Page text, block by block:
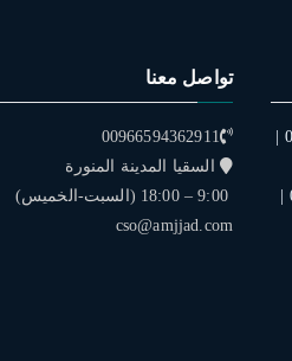
تواصل معنا
00966594362911
السقيا المدينة المنورة
9:00 – 18:00 (السبت-الخميس)
cso@amjjad.com